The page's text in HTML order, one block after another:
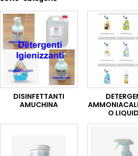
DISINFETTANTI
AMUCHINA
O